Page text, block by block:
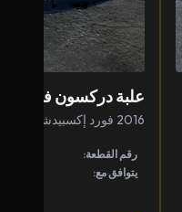
علبة دركسون فوق
2016 فورد إكسبيدشن
رقم القطعة:
يتوافق مع: